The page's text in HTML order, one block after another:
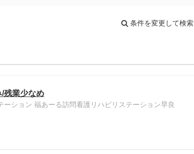
条件を変更して検索
残業少なめ
ション 福あーる訪問看護リハビリステーション早良